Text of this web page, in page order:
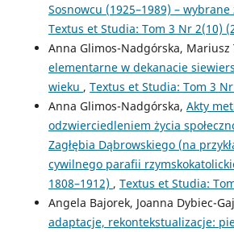
Sosnowcu (1925–1989) –
Textus et Studia: Tom 3 Nr 2(10)
Anna Glimos-Nadgórska, Mariusz
elementarne w dekanacie
wieku , Textus et Studia: Tom 3
Anna Glimos-Nadgórska, Akty
odzwierciedleniem życia
Zagłębia Dąbrowskiego (na
cywilnego parafii
1808–1912) , Textus et Studia:
Angela Bajorek, Joanna Dybiec-
adaptacje, rekontekstualizacje: